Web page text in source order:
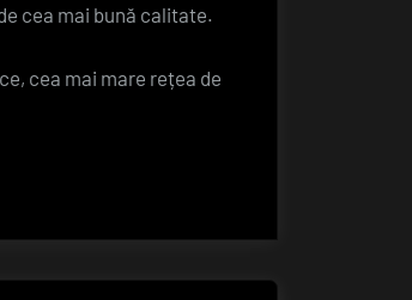
cea mai bună calitate.
cea mai mare rețea de